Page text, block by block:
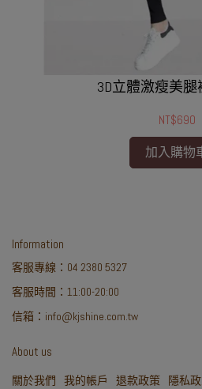
3D立體激瘦美
NT$690
加入購物
Information
客服專線：04 2380 5327
客服時間：11:00-20:00
信箱：info@kjshine.com.tw
About us
關於我們 我的帳戶 退款政策 隱私